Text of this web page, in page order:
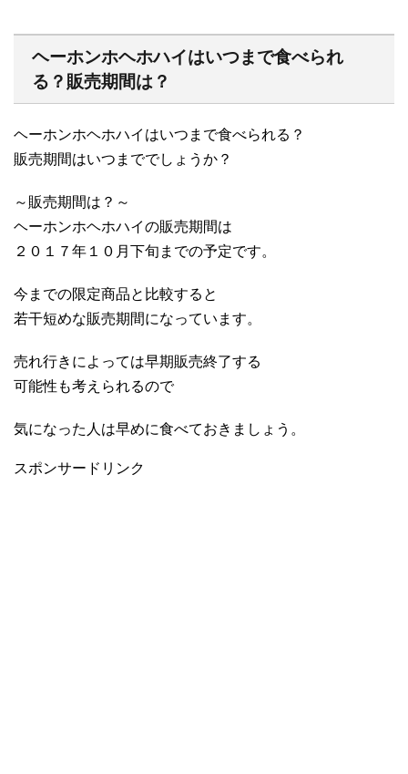
ヘーホンホヘホハイはいつまで食べられ
る？販売期間は？
ヘーホンホヘホハイはいつまで食べられる？
販売期間はいつまででしょうか？
～販売期間は？～
ヘーホンホヘホハイの販売期間は
２０１７年１０月下旬までの予定です。
今までの限定商品と比較すると
若干短めな販売期間になっています。
売れ行きによっては早期販売終了する
可能性も考えられるので
気になった人は早めに食べておきましょう。
スポンサードリンク